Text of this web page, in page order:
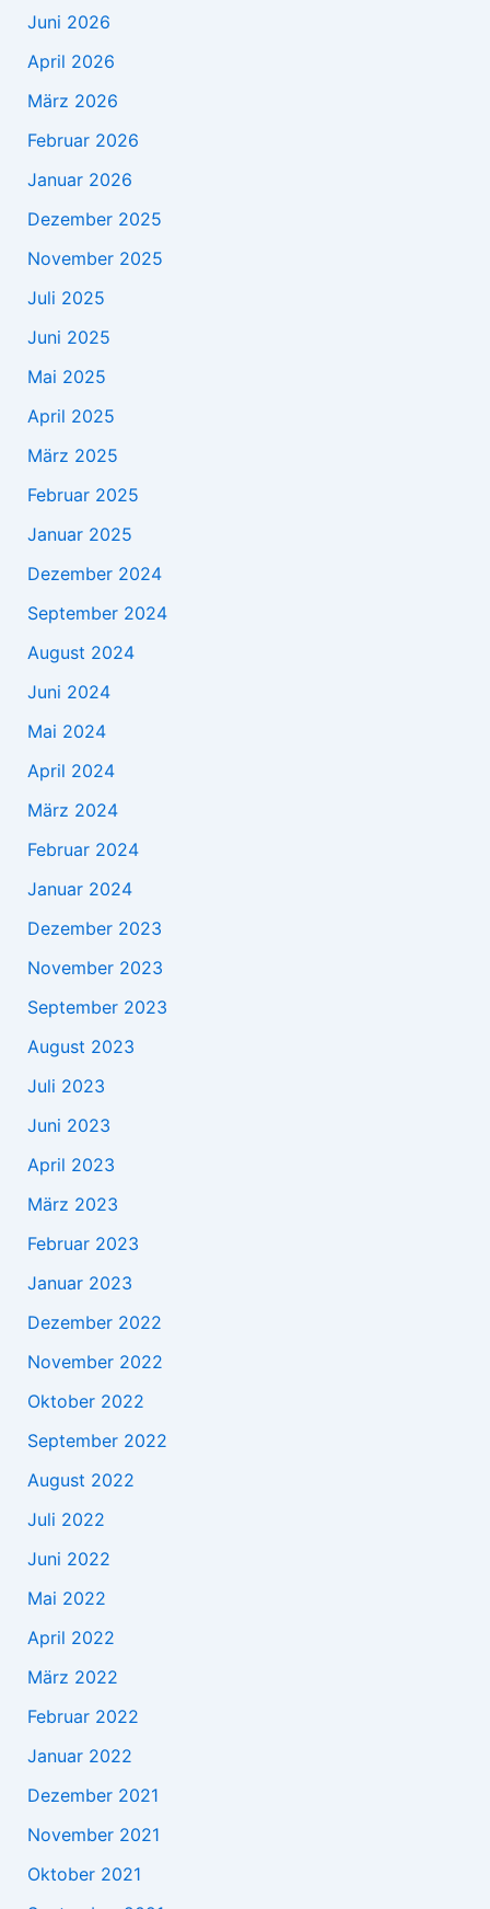
Juni 2026
April 2026
März 2026
Februar 2026
Januar 2026
Dezember 2025
November 2025
Juli 2025
Juni 2025
Mai 2025
April 2025
März 2025
Februar 2025
Januar 2025
Dezember 2024
September 2024
August 2024
Juni 2024
Mai 2024
April 2024
März 2024
Februar 2024
Januar 2024
Dezember 2023
November 2023
September 2023
August 2023
Juli 2023
Juni 2023
April 2023
März 2023
Februar 2023
Januar 2023
Dezember 2022
November 2022
Oktober 2022
September 2022
August 2022
Juli 2022
Juni 2022
Mai 2022
April 2022
März 2022
Februar 2022
Januar 2022
Dezember 2021
November 2021
Oktober 2021